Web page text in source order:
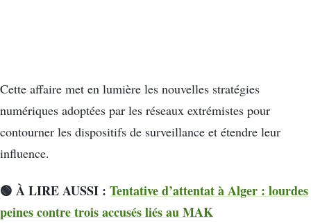
Cette affaire met en lumière les nouvelles stratégies
numériques adoptées par les réseaux extrémistes pour
contourner les dispositifs de surveillance et étendre leur
influence.
🟢 À LIRE AUSSI : Tentative d’attentat à Alger : lourdes
peines contre trois accusés liés au MAK